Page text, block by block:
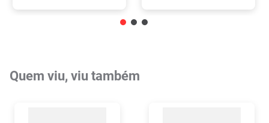
Quem viu, viu também